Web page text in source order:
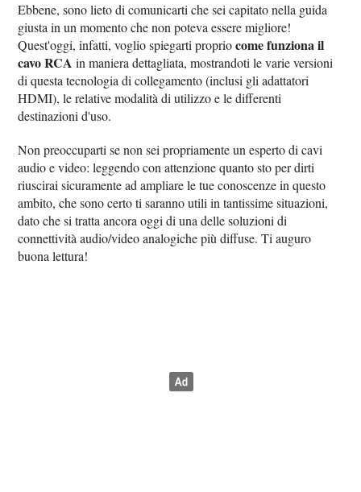
Ebbene, sono lieto di comunicarti che sei capitato nella guida
giusta in un momento che non poteva essere migliore!
Quest'oggi, infatti, voglio spiegarti propriocome funziona il
cavo RCA in maniera dettagliata, mostrandoti le varie versioni
di questa tecnologia di collegamento (inclusi gli adattatori
HDMI), le relative modalità di utilizzo e le differenti
destinazioni d'uso.
Non preoccuparti se non sei propriamente un esperto di cavi
audio e video: leggendo con attenzione quanto sto per dirti
riuscirai sicuramente ad ampliare le tue conoscenze in questo
ambito, che sono certo ti saranno utili in tantissime situazioni,
dato che si tratta ancora oggi di una delle soluzioni di
connettività audio/video analogiche più diffuse. Ti auguro
buona lettura!